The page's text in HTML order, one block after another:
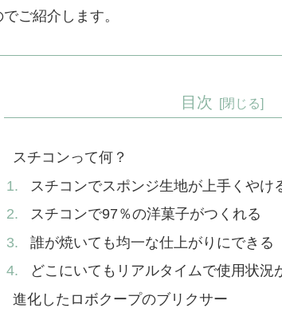
ご紹介します。
目次
スチコンって何？
スチコンでスポンジ生地が上手くやけ
スチコンで97％の洋菓子がつくれる
誰が焼いても均一な仕上がりにできる
どこにいてもリアルタイムで使用状況
進化したロボクープのブリクサー